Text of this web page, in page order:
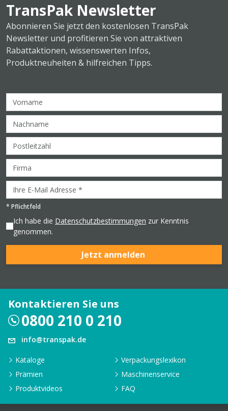
TransPak Newsletter
Abonnieren Sie jetzt den kostenlosen TransPak
Newsletter und profitieren Sie von attraktiven
Rabattaktionen, wissenswerten Infos,
Produktneuheiten & hilfreichen Tipps.
* Pflichtfeld
Ich habe die Datenschutzbestimmungen zur Kenntnis
genommen.
Jetzt anmelden
Kontaktieren Sie uns
0800 210 0 210
info@transpak.de
Kataloge
Verpackungslexikon
Prämien
Maschinenservice
Produktvideos
FAQ